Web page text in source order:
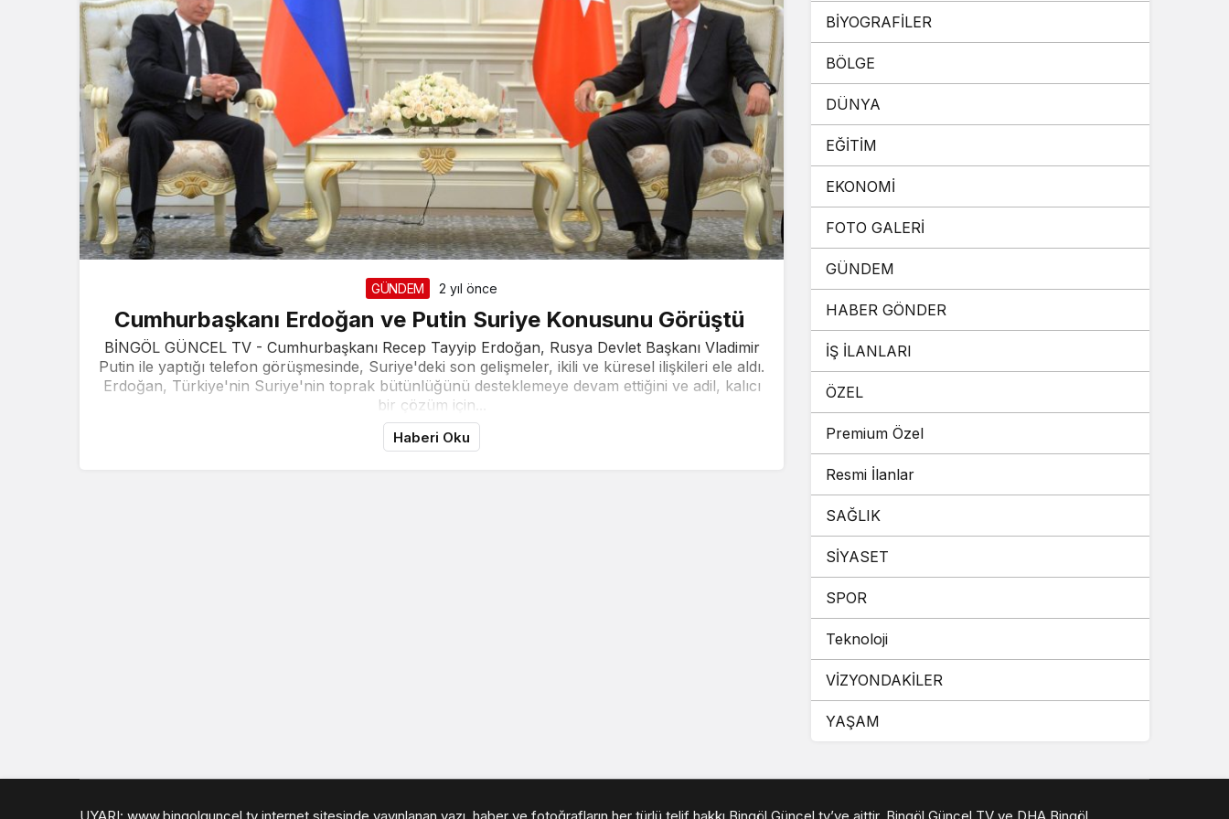
Sistem Modu
Sistem modunu seçin.
GÜNDEM 2 yıl önce
Cumhurbaşkanı Erdoğan ve Putin Suriye Konusunu Görüştü
BİNGÖL GÜNCEL TV - Cumhurbaşkanı Recep Tayyip Erdoğan, Rusya Devlet Başkanı Vladimir
Putin ile yaptığı telefon görüşmesinde, Suriye'deki son gelişmeler, ikili ve küresel ilişkileri ele aldı.
Erdoğan, Türkiye'nin Suriye'nin toprak bütünlüğünü desteklemeye devam ettiğini ve adil, kalıcı
bir çözüm için...
Haberi Oku
BİYOGRAFİLER
BÖLGE
DÜNYA
EĞİTİM
EKONOMİ
FOTO GALERİ
GÜNDEM
HABER GÖNDER
İŞ İLANLARI
ÖZEL
Premium Özel
Resmi İlanlar
SAĞLIK
SİYASET
SPOR
Teknoloji
VİZYONDAKİLER
YAŞAM
Takip Et
Facebook Twitter
Youtube Instagram